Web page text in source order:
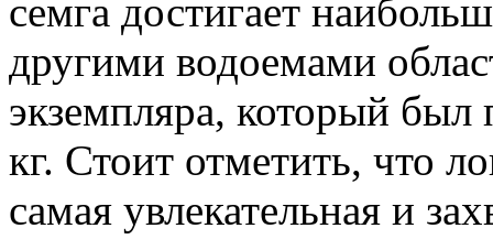
семга достигает
другими водоемами
экземпляра, который был
кг. Стоит отметить, что
самая увлекательная и